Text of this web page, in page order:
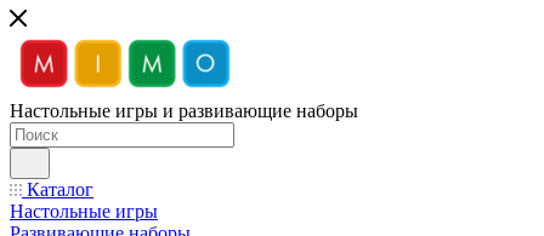
Настольные игры и развивающие наборы
Каталог
Настольные игры